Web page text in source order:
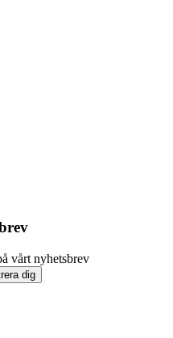
vårt nyhetsbrev
dig